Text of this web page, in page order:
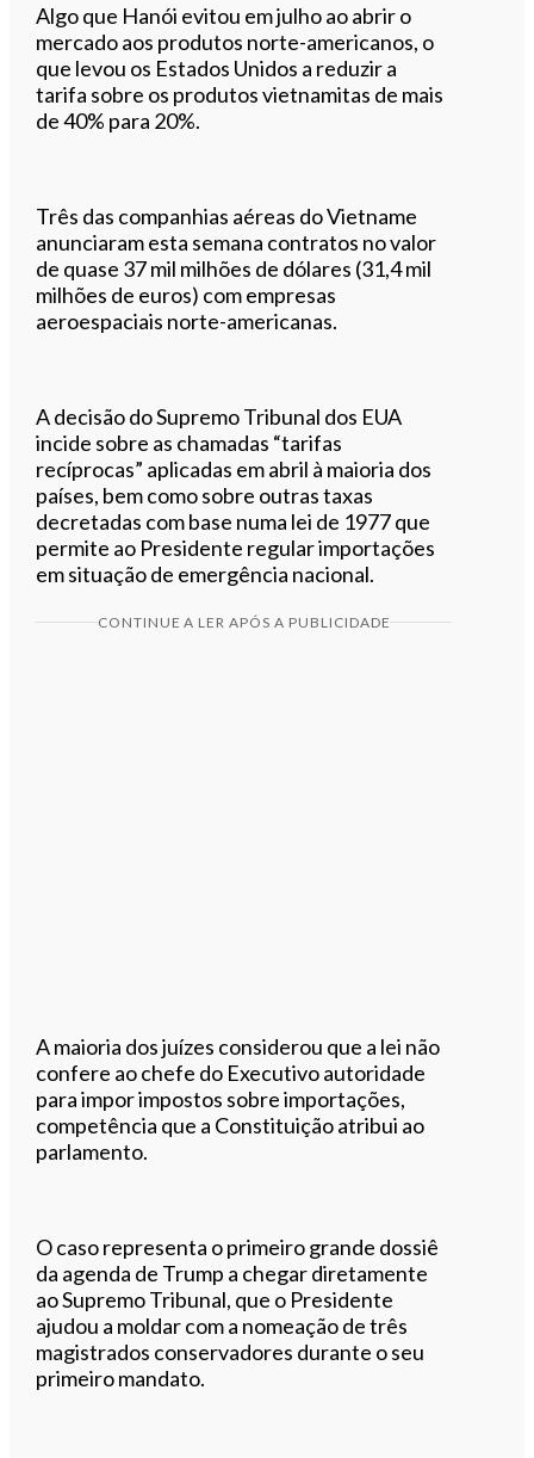
Algo que Hanói evitou em julho ao abrir o
mercado aos produtos norte-americanos, o
que levou os Estados Unidos a reduzir a
tarifa sobre os produtos vietnamitas de mais
de 40% para 20%.
Três das companhias aéreas do Vietname
anunciaram esta semana contratos no valor
de quase 37 mil milhões de dólares (31,4 mil
milhões de euros) com empresas
aeroespaciais norte-americanas.
A decisão do Supremo Tribunal dos EUA
incide sobre as chamadas “tarifas
recíprocas” aplicadas em abril à maioria dos
países, bem como sobre outras taxas
decretadas com base numa lei de 1977 que
permite ao Presidente regular importações
em situação de emergência nacional.
CONTINUE A LER APÓS A PUBLICIDADE
A maioria dos juízes considerou que a lei não
confere ao chefe do Executivo autoridade
para impor impostos sobre importações,
competência que a Constituição atribui ao
parlamento.
O caso representa o primeiro grande dossiê
da agenda de Trump a chegar diretamente
ao Supremo Tribunal, que o Presidente
ajudou a moldar com a nomeação de três
magistrados conservadores durante o seu
primeiro mandato.